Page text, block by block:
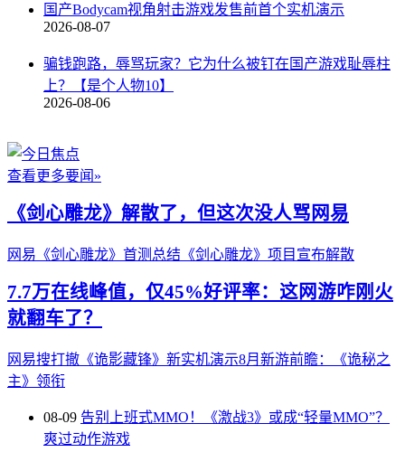
国产Bodycam视角射击游戏发售前首个实机演示
2026-08-07
骗钱跑路，辱骂玩家？它为什么被钉在国产游戏耻辱柱
上？【是个人物10】
2026-08-06
查看更多要闻»
《剑心雕龙》解散了，但这次没人骂网易
网易《剑心雕龙》首测总结 《剑心雕龙》项目宣布解散
7.7万在线峰值，仅45%好评率：这网游咋刚火
就翻车了？
网易搜打撤《诡影藏锋》新实机演示8月新游前瞻：《诡秘之
主》领衔
08-09 告别上班式MMO！《激战3》或成“轻量MMO”？
爽过动作游戏